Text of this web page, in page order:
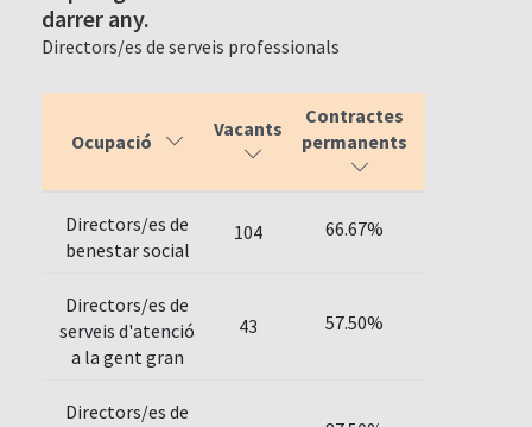
darrer any.
Directors/es de serveis professionals
Ocupació
Vacants
Contractes
permanents
Directors/es de
benestar social
104 66.67%
Directors/es de
serveis d'atenció
a la gent gran
43 57.50%
Directors/es de